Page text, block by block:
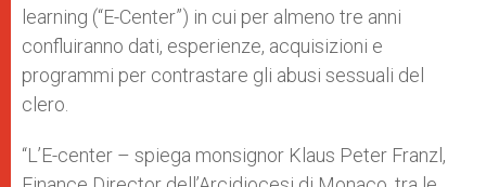
learning (“E-Center”) in cui per almeno tre anni
confluiranno dati, esperienze, acquisizioni e
programmi per contrastare gli abusi sessuali del
clero.
“L’E-center – spiega monsignor Klaus Peter Franzl,